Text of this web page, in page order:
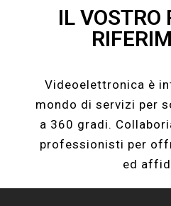
IL VOSTRO
Videoelettronica è
mondo di servizi per
a 360 gradi.
professionisti per
ed